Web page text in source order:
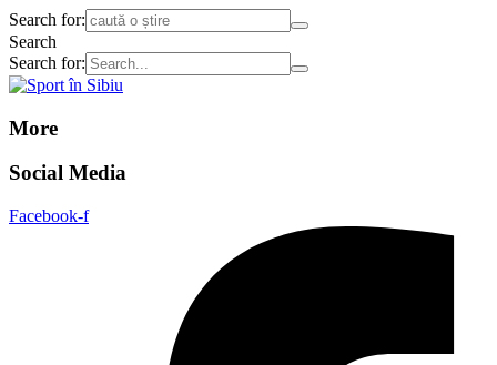
Search for:
Search
Search for:
More
Social Media
Facebook-f